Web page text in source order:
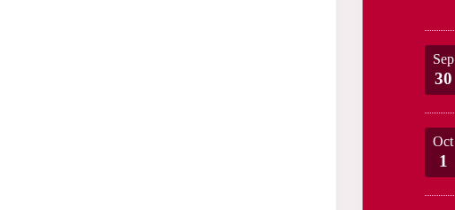
Sep
30
Oct
1